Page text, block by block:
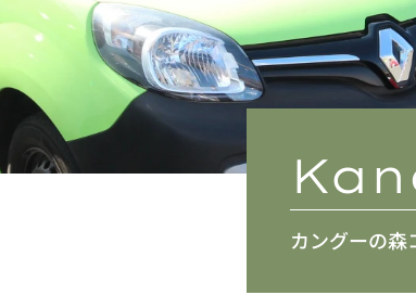
カングーの森